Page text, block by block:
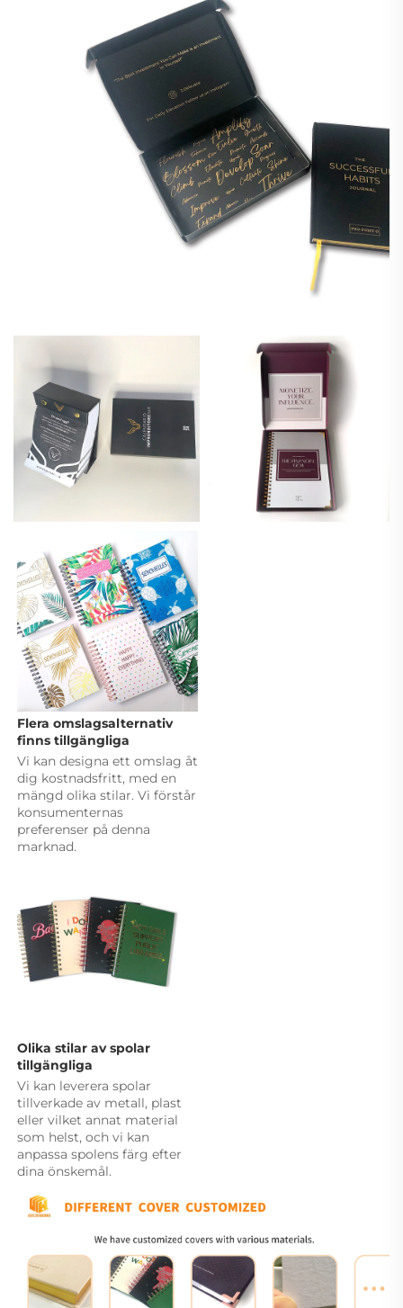
Flera omslagsalternativ
finns tillgängliga
Vi kan designa ett omslag åt
dig kostnadsfritt, med en
mängd olika stilar. Vi förstår
konsumenternas
preferenser på denna
marknad.
Olika stilar av spolar
tillgängliga
Vi kan leverera spolar
tillverkade av metall, plast
eller vilket annat material
som helst, och vi kan
anpassa spolens färg efter
dina önskemål.